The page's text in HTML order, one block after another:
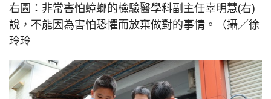
右圖：非常害怕蟑螂的檢驗醫學科副主任辜明慧(右)
說，不能因為害怕恐懼而放棄做對的事情。（攝／徐
玲玲